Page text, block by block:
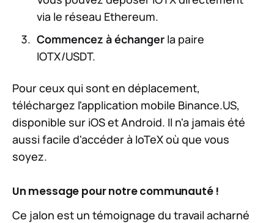
via le réseau Ethereum.
Commencez à échangerla paire
IOTX/USDT.
Pour ceux qui sont en déplacement,
téléchargez l'application mobile Binance.US,
disponible sur iOS et Android. Il n'a jamais été
aussi facile d'accéder à IoTeX où que vous
soyez.
Un message pour notre communauté !
Ce jalon est un témoignage du travail acharné